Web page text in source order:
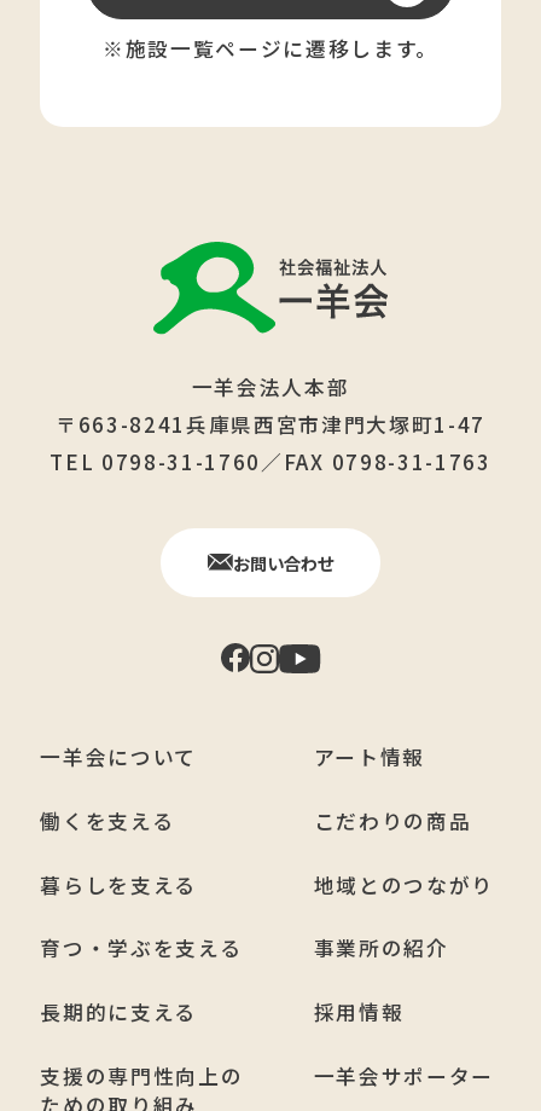
※施設一覧ページに遷移します。
一羊会法人本部
〒663-8241兵庫県西宮市津門大塚町1-47
TEL 0798-31-1760／FAX 0798-31-1763
お問い合わせ
一羊会について
働くを支える
暮らしを支える
育つ・学ぶを支える
長期的に支える
支援の専門性向上の
ための取り組み
アート情報
こだわりの商品
地域とのつながり
事業所の紹介
採用情報
一羊会サポーター